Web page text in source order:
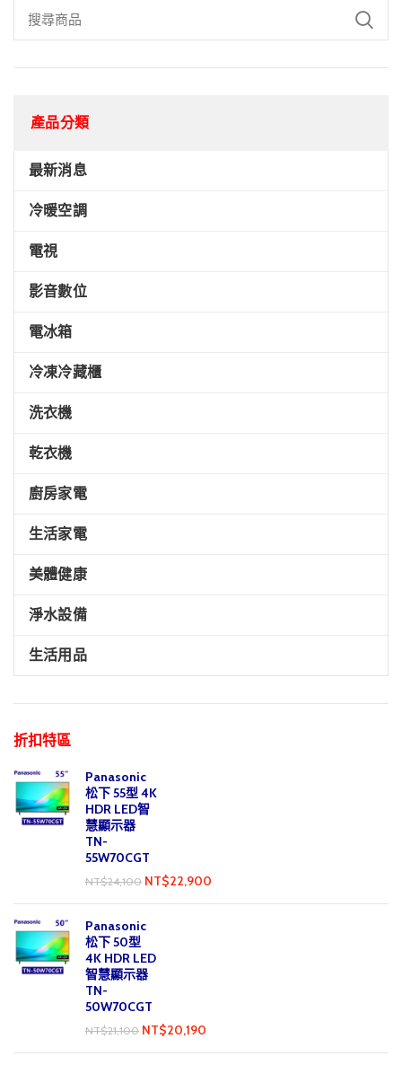
產品分類
最新消息
冷暖空調
電視
影音數位
電冰箱
冷凍冷藏櫃
洗衣機
乾衣機
廚房家電
生活家電
美體健康
淨水設備
生活用品
折扣特區
Panasonic
松下 55型 4K
HDR LED智
慧顯示器
TN-
55W70CGT
NT$24,100 NT$22,900
Panasonic
松下 50型
4K HDR LED
智慧顯示器
TN-
50W70CGT
NT$21,100 NT$20,190